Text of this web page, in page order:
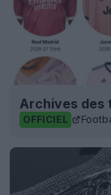
Archives des
OFFICIEL